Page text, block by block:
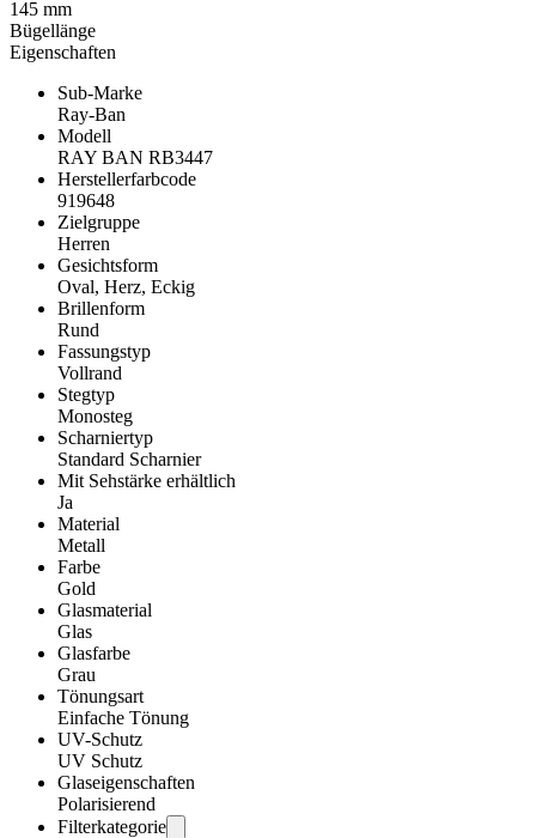
Eigenschaften
Sub-Marke
Ray-Ban
Modell
RAY BAN RB3447
Herstellerfarbcode
919648
Zielgruppe
Herren
Gesichtsform
Oval, Herz, Eckig
Brillenform
Rund
Fassungstyp
Vollrand
Stegtyp
Monosteg
Scharniertyp
Standard Scharnier
Mit Sehstärke erhältlich
Ja
Material
Metall
Farbe
Gold
Glasmaterial
Glas
Glasfarbe
Grau
Tönungsart
Einfache Tönung
UV-Schutz
UV Schutz
Glaseigenschaften
Polarisierend
Filterkategorie
145 mm
Bügellänge